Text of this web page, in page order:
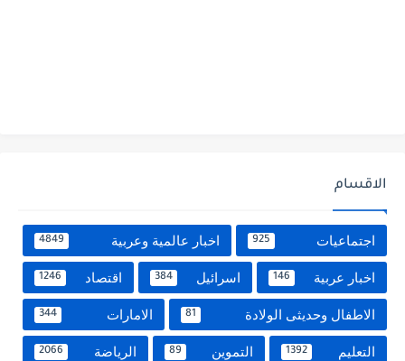
الاقسام
اجتماعيات 925 اخبار عالمية وعربية 4849
اخبار عربية 146 اسرائيل 384 اقتصاد 1246
الاطفال وحديثى الولادة 81 الامارات 344
التعليم 1392 التموين 89 الرياضة 2066